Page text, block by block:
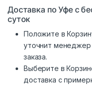
Доставка по Уфе с
суток
Положите в
уточнит
заказа.
Выберите в
доставка с